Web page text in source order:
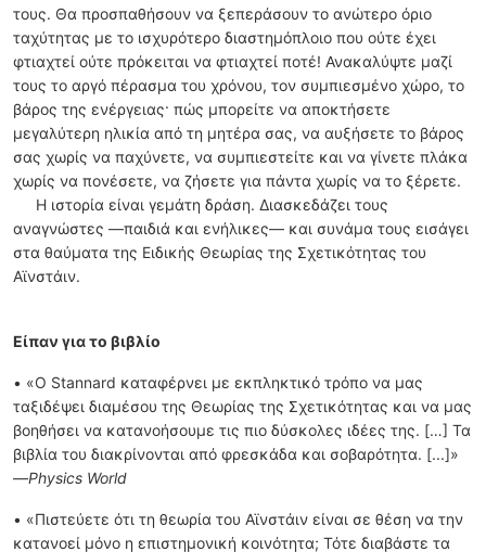
τους. Θα προσπαθήσουν να ξεπεράσουν το ανώτερο όριο
ταχύτητας µε το ισχυρότερο διαστηµόπλοιο που ούτε έχει
φτιαχτεί ούτε πρόκειται να φτιαχτεί ποτέ! Ανακαλύψτε µαζί
τους το αργό πέρασµα του χρόνου, τον συµπιεσµένο χώρο, το
βάρος της ενέργειας· πώς µπορείτε να αποκτήσετε
µεγαλύτερη ηλικία από τη µητέρα σας, να αυξήσετε το βάρος
σας χωρίς να παχύνετε, να συµπιεστείτε και να γίνετε πλάκα
χωρίς να πονέσετε, να ζήσετε για πάντα χωρίς να το ξέρετε.
Η ιστορία είναι γεµάτη δράση. Διασκεδάζει τους
αναγνώστες —παιδιά και ενήλικες— και συνάµα τους εισάγει
στα θαύµατα της Ειδικής Θεωρίας της Σχετικότητας του
Αϊνστάιν.
Είπαν για το βιβλίο
• «Ο Stannard καταφέρνει µε εκπληκτικό τρόπο να µας
ταξιδέψει διαµέσου της Θεωρίας της Σχετικότητας και να µας
βοηθήσει να κατανοήσουµε τις πιο δύσκολες ιδέες της. […] Τα
βιβλία του διακρίνονται από φρεσκάδα και σοβαρότητα. [...]»
—Physics World
• «Πιστεύετε ότι τη θεωρία του Αϊνστάιν είναι σε θέση να την
κατανοεί µόνο η επιστηµονική κοινότητα; Τότε διαβάστε τα